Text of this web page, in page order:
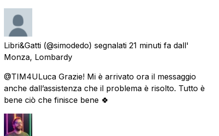
Libri&Gatti (@simodedo) segnalati 21 minuti fa dall'
Monza, Lombardy
@TIM4ULuca Grazie! Mi è arrivato ora il messaggio
anche dall’assistenza che il problema è risolto. Tutto è
bene ciò che finisce bene 🍀